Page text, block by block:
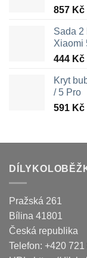
857 Kč
Sada 2
Xiaomi
444 Kč
Kryt
/ 5 Pro
591 Kč
Pražská 261
Bílina 41801
Česká republika
Telefon: +420 721